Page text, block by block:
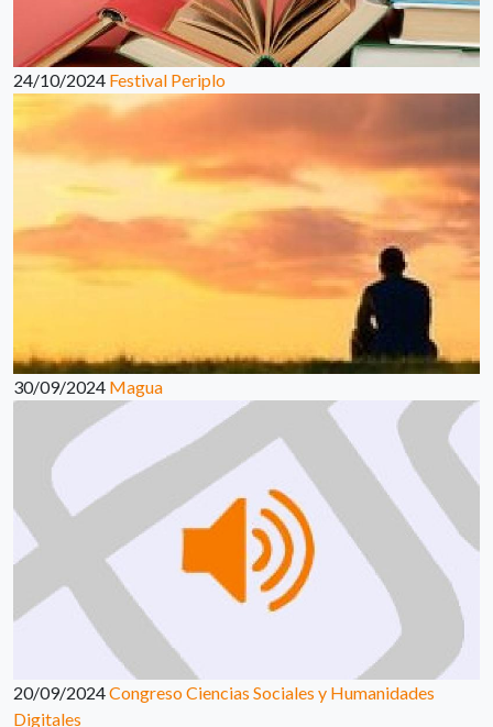
24/10/2024 Festival Periplo
30/09/2024 Magua
20/09/2024Congreso Ciencias Sociales y Humanidades
Digitales